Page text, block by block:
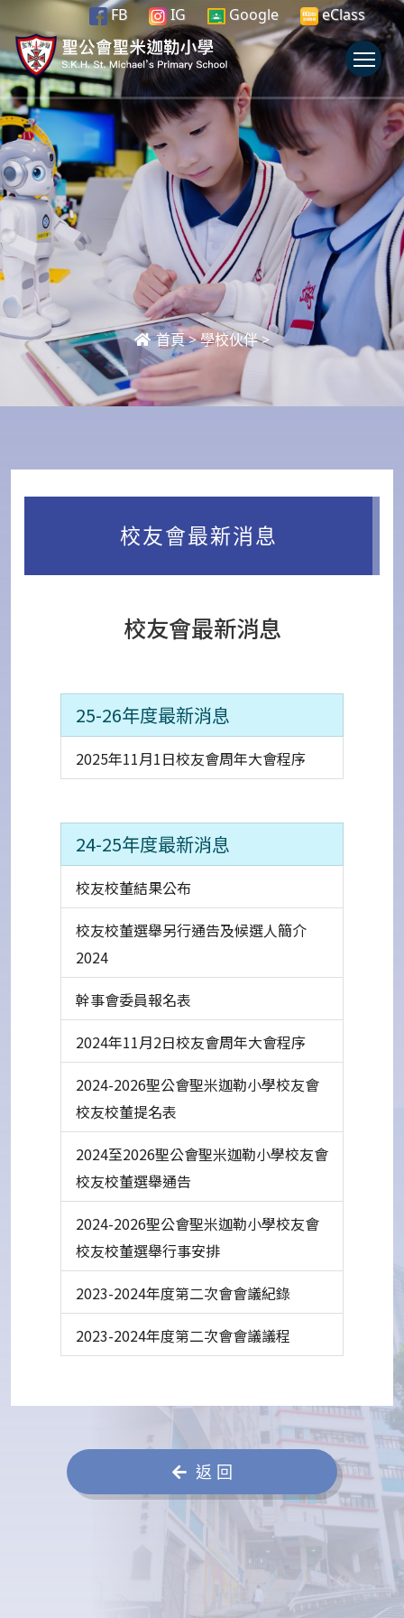
FB IG Google eClass
首頁>學校伙伴>
校友會最新消息
校友會最新消息
25-26年度最新消息
2025年11月1日校友會周年大會程序
24-25年度最新消息
校友校董結果公布
校友校董選舉另行通告及候選人簡介
2024
幹事會委員報名表
2024年11月2日校友會周年大會程序
2024-2026聖公會聖米迦勒小學校友會
校友校董提名表
2024至2026聖公會聖米迦勒小學校友會
校友校董選舉通告
2024-2026聖公會聖米迦勒小學校友會
校友校董選舉行事安排
2023-2024年度第二次會會議紀錄
2023-2024年度第二次會會議議程
返 回